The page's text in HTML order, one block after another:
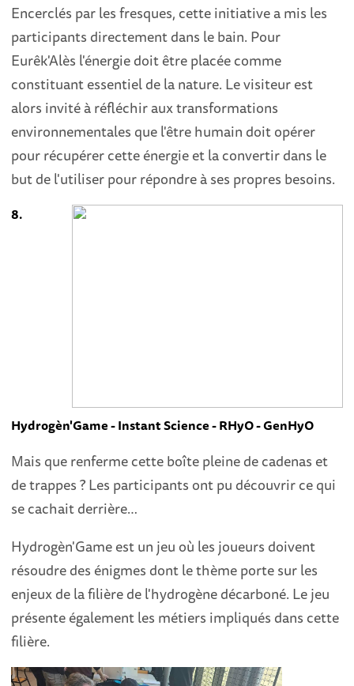
Encerclés par les fresques, cette initiative a mis les
participants directement dans le bain. Pour
Eurêk'Alès l'énergie doit être placée comme
constituant essentiel de la nature. Le visiteur est
alors invité à réfléchir aux transformations
environnementales que l'être humain doit opérer
pour récupérer cette énergie et la convertir dans le
but de l'utiliser pour répondre à ses propres besoins.
8.
Hydrogèn'Game - Instant Science - RHyO - GenHyO
Mais que renferme cette boîte pleine de cadenas et
de trappes ? Les participants ont pu découvrir ce qui
se cachait derrière…
Hydrogèn'Game est un jeu où les joueurs doivent
résoudre des énigmes dont le thème porte sur les
enjeux de la filière de l'hydrogène décarboné. Le jeu
présente également les métiers impliqués dans cette
filière.